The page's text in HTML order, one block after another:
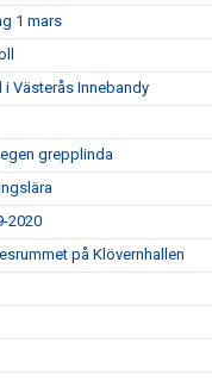
1 mars
Västerås Innebandy
grepplinda
2020
på Klövernhallen